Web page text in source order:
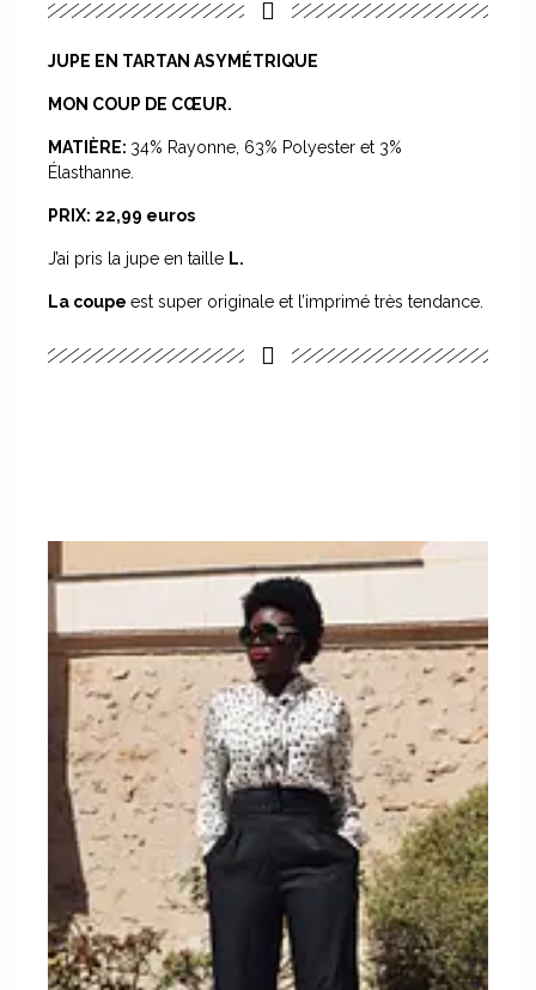
JUPE EN TARTAN ASYMÉTRIQUE
MON COUP DE CŒUR.
MATIÈRE: 34% Rayonne, 63% Polyester et 3%
Élasthanne.
PRIX: 22,99 euros
J’ai pris la jupe en taille L.
La coupe est super originale et l’imprimé très tendance.